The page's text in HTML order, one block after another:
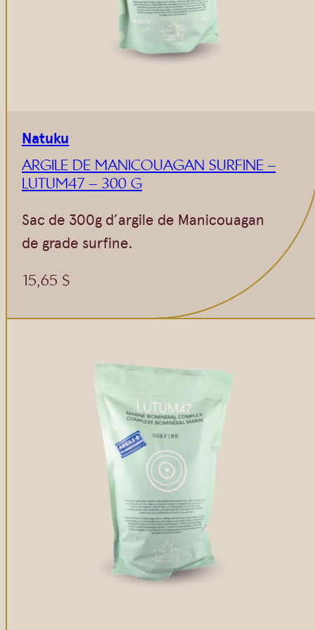
Barres détachantes
Savon Noir
Savons sur corde
Argiles
Crèmes visages
Eaux florales
Exfoliants
Gommages
Savons en barre
Livres
Natuku
ARGILE DE MANICOUAGAN SURFINE –
LUTUM47 – 300 G
Sac de 300g d’argile de Manicouagan
de grade surfine.
15,65 $